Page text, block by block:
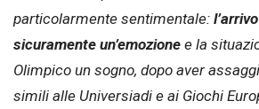
particolarmente sentimentale:
sicuramente un’emozione e la
Olimpico un sogno, dopo aver
simili alle Universiadi e ai Giochi